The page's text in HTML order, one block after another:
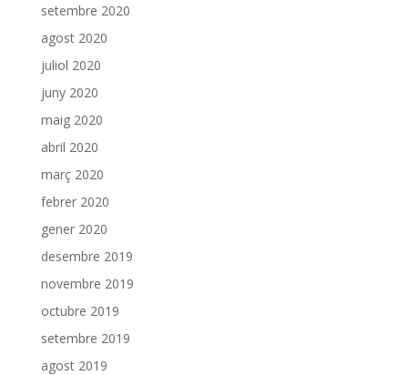
setembre 2020
agost 2020
juliol 2020
juny 2020
maig 2020
abril 2020
març 2020
febrer 2020
gener 2020
desembre 2019
novembre 2019
octubre 2019
setembre 2019
agost 2019